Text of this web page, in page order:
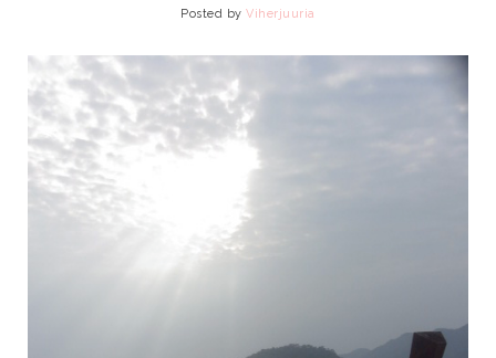
Posted byViherjuuria